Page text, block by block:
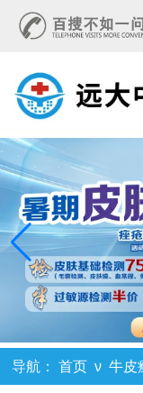
导航： 首页 ν牛皮